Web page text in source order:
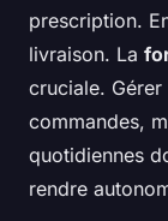
prescription.
livraison. La
cruciale.
commandes,
quotidiennes
rendre